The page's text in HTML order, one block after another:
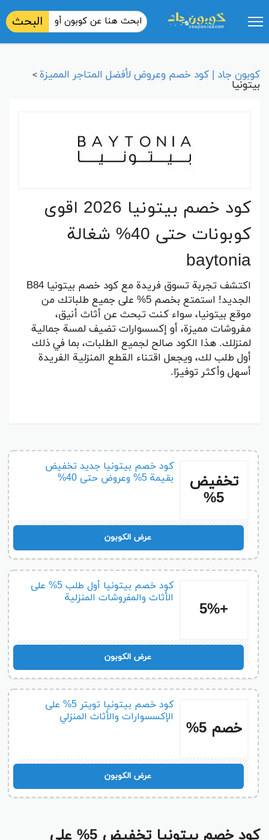
البحث
كوبون جاد | كود خصم وعروض لأفضل المتاجر المميزة >
بيتونيا
كود خصم بيتونيا 2026 اقوى
كوبونات حتى 40% شغالة
baytonia
اكتشف تجربة تسوق فريدة مع كود خصم بيتونيا B84
الجديد! استمتع بخصم 5% على جميع طلباتك من
موقع بيتونيا، سواء كنت تبحث عن أثاث أنيق،
مفروشات مميزة، أو إكسسوارات تضيف لمسة جمالية
لمنزلك. هذا الكود صالح لجميع الطلبات، بما في ذلك
أول طلب لك، ويجعل اقتناء القطع المنزلية الفريدة
أسهل وأكثر توفيرًا.
تخفيض
5%
كود خصم بيتونيا جديد تخفيض
بقيمة 5% وعروض حتى 40%
عرض الكوبون
+5%
كود خصم بيتونيا أول طلب 5% على
الأثاث والمفروشات المنزلية
عرض الكوبون
خصم 5%
كود خصم بيتونيا تويتر 5% على
الإكسسوارات والأثاث المنزلي
عرض الكوبون
كود خصم بيتونيا تخفيض 5% على